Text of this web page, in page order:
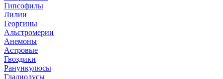
Гипсофилы
Лилии
Георгины
Альстромерии
Анемоны
Астровые
Гвоздики
Ранункулюсы
Гладиолусы